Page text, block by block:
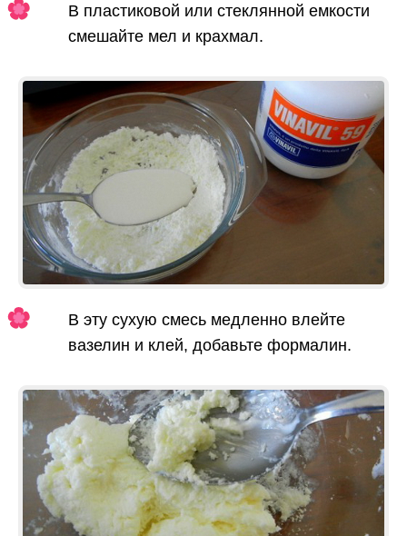
В пластиковой или стеклянной емкости
смешайте мел и крахмал.
В эту сухую смесь медленно влейте
вазелин и клей, добавьте формалин.